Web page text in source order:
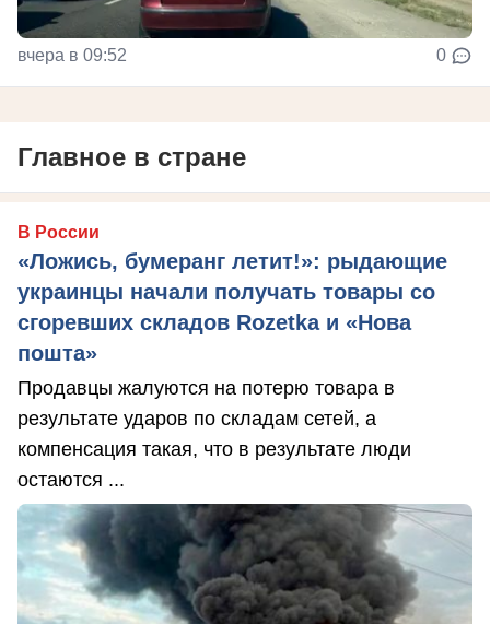
вчера в 09:52 0
Главное в стране
В России
«Ложись, бумеранг летит!»: рыдающие
украинцы начали получать товары со
сгоревших складов Rozetka и «Нова
пошта»
Продавцы жалуются на потерю товара в
результате ударов по складам сетей, а
компенсация такая, что в результате люди
остаются ...